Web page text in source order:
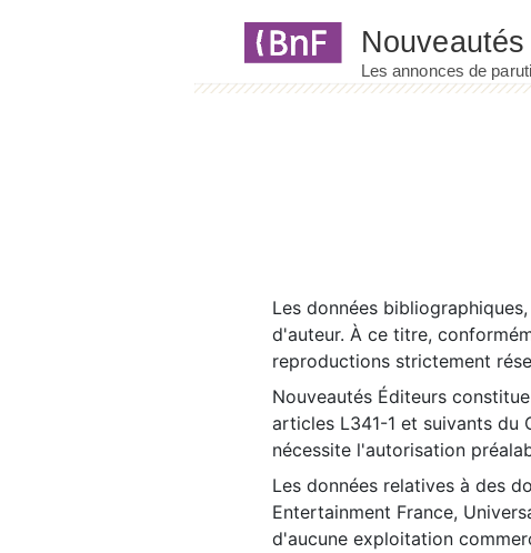
Les données
d'auteur. À ce titre,
reproductions strictement
Nouveautés Éditeurs
articles L341-1 et suivants du
nécessite l'autorisation
Les données relatives à des
Entertainment France,
d'aucune exploitation